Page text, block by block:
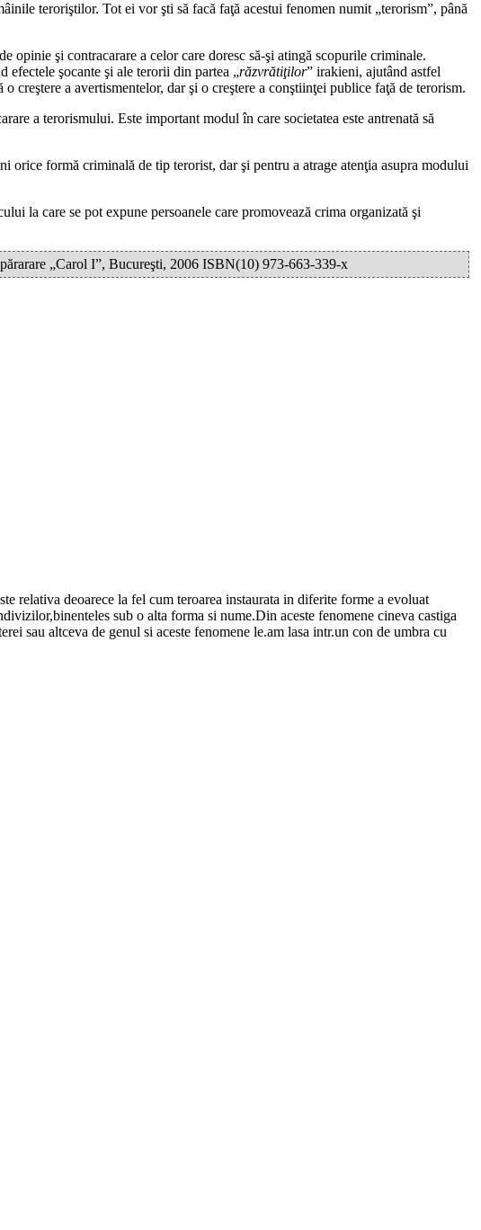
teroriştilor. Tot ei vor şti să facă faţă acestui fenomen numit „terorism”, până
opinie şi contracarare a celor care doresc să-şi atingă scopurile criminale.
şocante şi ale terorii din partea „răzvrătiţilor” irakieni, ajutând astfel
a avertismentelor, dar şi o creştere a conştiinţei publice faţă de terorism.
a terorismului. Este important modul în care societatea este antrenată să
orice formă criminală de tip terorist, dar şi pentru a atrage atenţia asupra modului
la care se pot expune persoanele care promovează crima organizată şi
„Carol I”, Bucureşti, 2006 ISBN(10) 973-663-339-x
relativa deoarece la fel cum teroarea instaurata in diferite forme a evoluat
sub o alta forma si nume.Din aceste fenomene cineva castiga
sau altceva de genul si aceste fenomene le.am lasa intr.un con de umbra cu